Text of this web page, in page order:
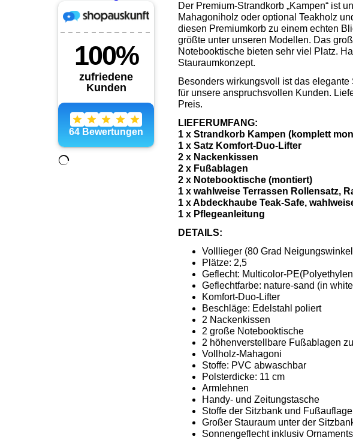
Der Premium-Strandkorb „Kampen“ ist
Mahagoniholz oder optional Teakholz
diesen Premiumkorb zu einem echten
größte unter unseren Modellen. Das
Notebooktische bieten sehr viel Platz.
Stauraumkonzept.
Besonders wirkungsvoll ist das
für unsere anspruchsvollen Kunden.
Preis.
LIEFERUMFANG:
1 x Strandkorb Kampen (komplett
1 x Satz Komfort-Duo-Lifter
2 x Nackenkissen
2 x Fußablagen
2 x Notebooktische (montiert)
1 x wahlweise Terrassen Rollensatz,
1 x Abdeckhaube Teak-Safe,
1 x Pflegeanleitung
DETAILS:
Volllieger (80 Grad
Plätze: 2,5
Geflecht: Multicolor-
Geflechtfarbe: nature-sand (in
Komfort-Duo-Lifter
Beschläge: Edelstahl poliert
2 Nackenkissen
2 große Notebooktische
2 höhenverstellbare Fußablagen
Vollholz-Mahagoni
Stoffe: PVC abwaschbar
Polsterdicke: 11 cm
Armlehnen
Handy- und Zeitungstasche
Stoffe der Sitzbank und
Großer Stauraum unter der
Sonnengeflecht inklusiv